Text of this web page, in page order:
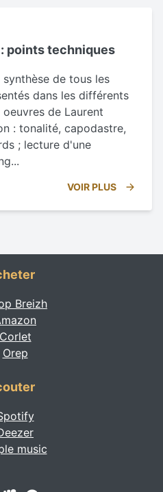
points techniques
de tous les
dans les différents
de Laurent
: tonalité, capodastre,
; lecture d'une
VOIR PLUS
Breizh
Corlet
Orep
music